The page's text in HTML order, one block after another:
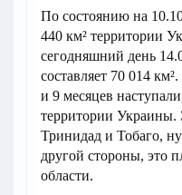
По состоянию на
440 км² территории
сегодняшний день
составляет 70 014
и 9 месяцев
территории Украины.
Тринидад и Тобаго,
другой стороны, это
области.